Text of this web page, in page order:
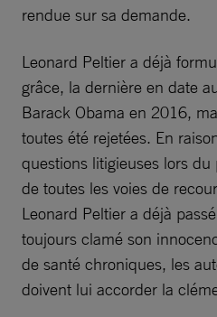
rendue sur sa demande.
Leonard Peltier a déjà
grâce, la dernière en date
Barack Obama en 2016,
toutes été rejetées. En
questions litigieuses lors du
de toutes les voies de
Leonard Peltier a déjà
toujours clamé son
de santé chroniques, les
doivent lui accorder la